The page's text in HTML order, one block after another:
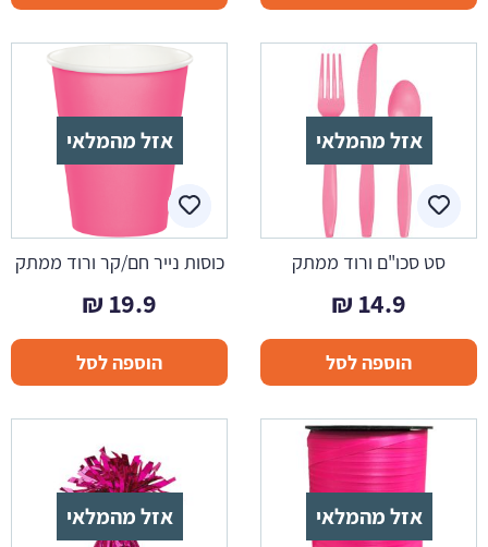
אזל מהמלאי
סט סכו"ם ורוד ממתק
14.9
₪
הוספה לסל
אזל מהמלאי
כוסות נייר חם/קר ורוד ממתק
19.9
₪
הוספה לסל
אזל מהמלאי אזל מהמלאי